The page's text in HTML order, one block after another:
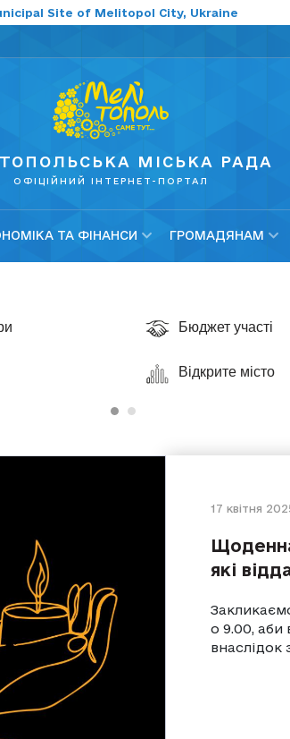
Site of Melitopol City, Ukraine
МІСЬКА РАДА
ОФІЦІЙНИЙ ІНТЕРНЕТ-ПОРТАЛ
ТА ФІНАНСИ ГРОМАДЯНАМ
Бюджет участі
Відкрите місто
17 квітня
які
о 9.00, аби
внаслідок